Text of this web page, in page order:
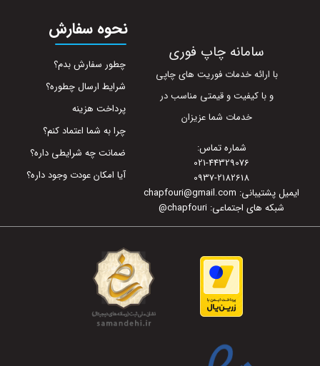
سامانه چاپ فوری
با ارائه خدمات فوریت های چاپی
و با کیفیت و قیمتی مناسب در
خدمات شما عزیزان
شماره تماس:
021-44329076
0937-2182618
ایمیل پشتیبانی: chapfouri@gmail.com
شبکه های اجتماعی: chapfouri
@
نحوه سفارش
چطور سفارش بدم؟
شرایط ارسال چطوره؟
پرداخت هزینه
چرا به شما اعتماد کنم؟
ضمانت چه شرایطی داره؟
آیا امکان عودت وجود داره؟